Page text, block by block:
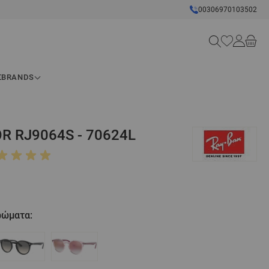
00306970103502
Search
BRANDS
RJ9064S - 70624L